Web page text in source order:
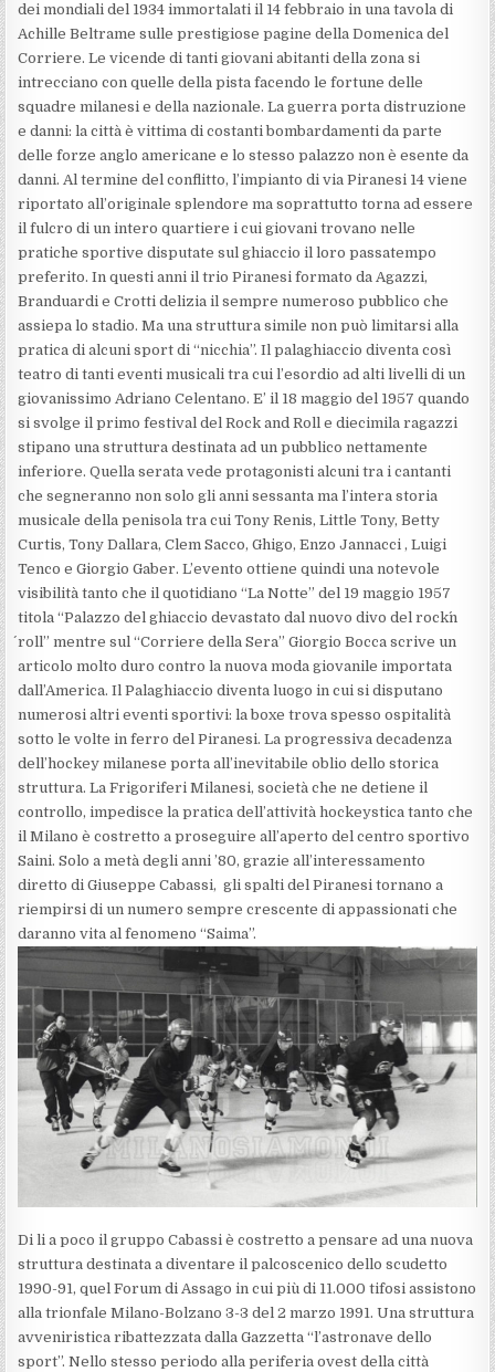
dei mondiali del 1934 immortalati il 14 febbraio in una tavola di
Achille Beltrame sulle prestigiose pagine della Domenica del
Corriere. Le vicende di tanti giovani abitanti della zona si
intrecciano con quelle della pista facendo le fortune delle
squadre milanesi e della nazionale. La guerra porta distruzione
e danni: la città è vittima di costanti bombardamenti da parte
delle forze anglo americane e lo stesso palazzo non è esente da
danni. Al termine del conflitto, l’impianto di via Piranesi 14 viene
riportato all’originale splendore ma soprattutto torna ad essere
il fulcro di un intero quartiere i cui giovani trovano nelle
pratiche sportive disputate sul ghiaccio il loro passatempo
preferito. In questi anni il trio Piranesi formato da Agazzi,
Branduardi e Crotti delizia il sempre numeroso pubblico che
assiepa lo stadio. Ma una struttura simile non può limitarsi alla
pratica di alcuni sport di “nicchia”. Il palaghiaccio diventa così
teatro di tanti eventi musicali tra cui l’esordio ad alti livelli di un
giovanissimo Adriano Celentano. E’ il 18 maggio del 1957 quando
si svolge il primo festival del Rock and Roll e diecimila ragazzi
stipano una struttura destinata ad un pubblico nettamente
inferiore. Quella serata vede protagonisti alcuni tra i cantanti
che segneranno non solo gli anni sessanta ma l’intera storia
musicale della penisola tra cui Tony Renis, Little Tony, Betty
Curtis, Tony Dallara, Clem Sacco, Ghigo, Enzo Jannacci , Luigi
Tenco e Giorgio Gaber. L’evento ottiene quindi una notevole
visibilità tanto che il quotidiano “La Notte” del 19 maggio 1957
titola “Palazzo del ghiaccio devastato dal nuovo divo del rock´n
´roll” mentre sul “Corriere della Sera” Giorgio Bocca scrive un
articolo molto duro contro la nuova moda giovanile importata
dall’America. Il Palaghiaccio diventa luogo in cui si disputano
numerosi altri eventi sportivi: la boxe trova spesso ospitalità
sotto le volte in ferro del Piranesi. La progressiva decadenza
dell’hockey milanese porta all’inevitabile oblio dello storica
struttura. La Frigoriferi Milanesi, società che ne detiene il
controllo, impedisce la pratica dell’attività hockeystica tanto che
il Milano è costretto a proseguire all’aperto del centro sportivo
Saini. Solo a metà degli anni ’80, grazie all’interessamento
diretto di Giuseppe Cabassi, gli spalti del Piranesi tornano a
riempirsi di un numero sempre crescente di appassionati che
daranno vita al fenomeno “Saima”.
Di li a poco il gruppo Cabassi è costretto a pensare ad una nuova
struttura destinata a diventare il palcoscenico dello scudetto
1990-91, quel Forum di Assago in cui più di 11.000 tifosi assistono
alla trionfale Milano-Bolzano 3-3 del 2 marzo 1991. Una struttura
avveniristica ribattezzata dalla Gazzetta “l’astronave dello
sport”. Nello stesso periodo alla periferia ovest della città